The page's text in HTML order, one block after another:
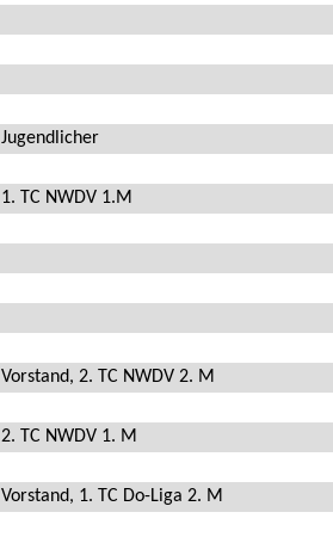
Jugendlicher
1. TC NWDV 1.M
Vorstand, 2. TC NWDV 2. M
2. TC NWDV 1. M
Vorstand, 1. TC Do-Liga 2. M